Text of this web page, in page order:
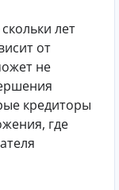
лет
от
не
кредиторы
где